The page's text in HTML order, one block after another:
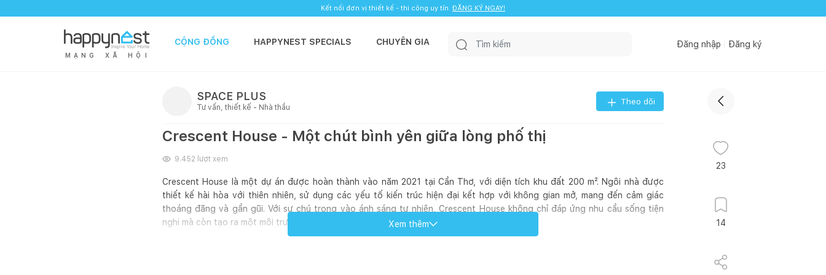
Kết nối đơn vị thiết kế - thi công uy tín. ĐĂNG KÝ NGAY!
M Ạ N G X Ã H Ộ I
CỘNG ĐỒNG HAPPYNEST SPECIALS CHUYÊN GIA Đăng nhập Đăng ký
SPACE PLUS
Tư vấn, thiết kế - Nhà thầu
Theo dõi
Crescent House - Một chút bình yên giữa lòng phố thị
9.452 lượt xem
Crescent House là một dự án được hoàn thành vào năm 2021 tại Cần Thơ, với diện tích khu đất 200 m². Ngôi nhà được
thiết kế hài hòa với thiên nhiên, sử dụng các yếu tố kiến trúc hiện đại kết hợp với không gian mở, mang đến cảm giác
thoáng đãng và gần gũi. Với sự chú trọng vào ánh sáng tự nhiên, Crescent House không chỉ đáp ứng nhu cầu sống tiện
nghi mà còn tạo ra một môi trường sống đầy cảm hứng cho gia đình.
Xem thêm
23
14